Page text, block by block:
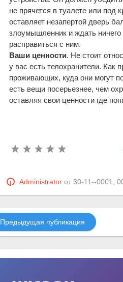
не прячется в туалете или под
оставляет незапертой дверь
злоумышленник и ждать
расправиться с ним.
Ваши ценности. Не стоит
у вас есть телохранители. Как
проживающих, куда они могут
есть вещи посерьезнее, чем
оставляя свои ценности где
Administratorот 30-11--0001,
Предыдущая публикация